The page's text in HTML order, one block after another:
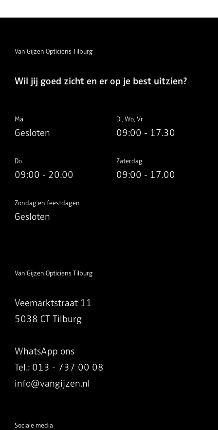
Van Gijzen Opticiens Tilburg
Wil jij goed zicht en er op je best uitzien?
Ma
Gesloten
Di, Wo, Vr
09:00 - 17.30
Do
09:00 - 20.00
Zaterdag
09:00 - 17.00
Zondag en feestdagen
Gesloten
Van Gijzen Opticiens Tilburg
Veemarktstraat 11
5038 CT Tilburg
WhatsApp ons
Tel.: 013 - 737 00 08
info@vangijzen.nl
Sociale media